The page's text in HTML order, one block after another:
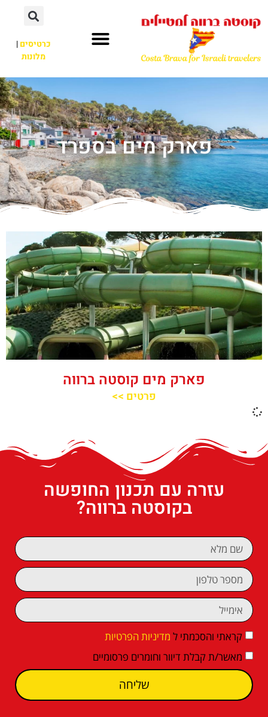
כרטיסים|
מלונות
פארק מים בספרד
פארק מים קוסטה ברווה
פרטים >>
עזרה עם תכנון החופשה
בקוסטה ברווה?
קראתי והסכמתי ל מדיניות הפרטיות
מאשר/ת קבלת דיוור וחומרים פרסומיים
שליחה